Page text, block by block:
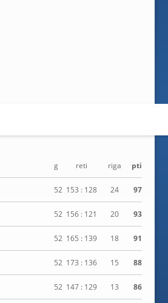
g reti riga pti
52 153 : 128 24 97
52 156 : 121 20 93
52 165 : 139 18 91
52 173 : 136 15 88
52 147 : 129 13 86